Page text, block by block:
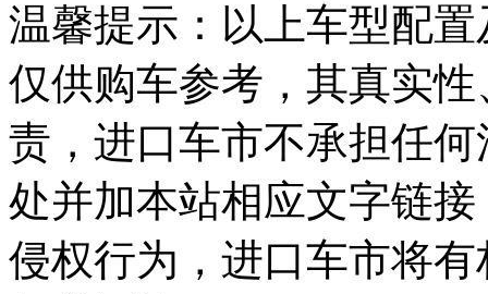
温馨提示：以上车型配
仅供购车参考，其真实
责，进口车市不承担任
处并加本站相应文字链
侵权行为，进口车市将